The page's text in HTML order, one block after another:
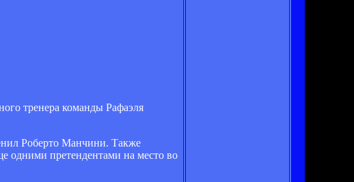
тренера команды Рафаэля
Роберто Манчини. Также
одними претендентами на место во